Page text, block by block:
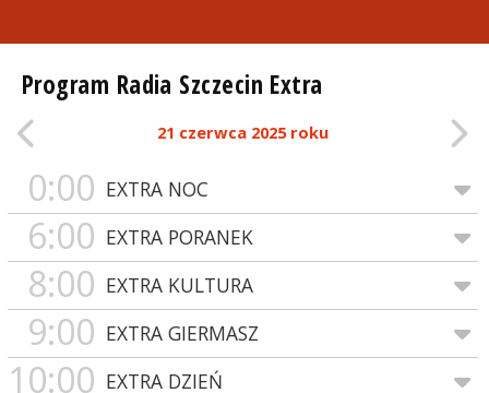
Program Radia Szczecin Extra
21 czerwca 2025 roku
0:00 EXTRA NOC
6:00 EXTRA PORANEK
8:00 EXTRA KULTURA
9:00 EXTRA GIERMASZ
10:00 EXTRA DZIEŃ